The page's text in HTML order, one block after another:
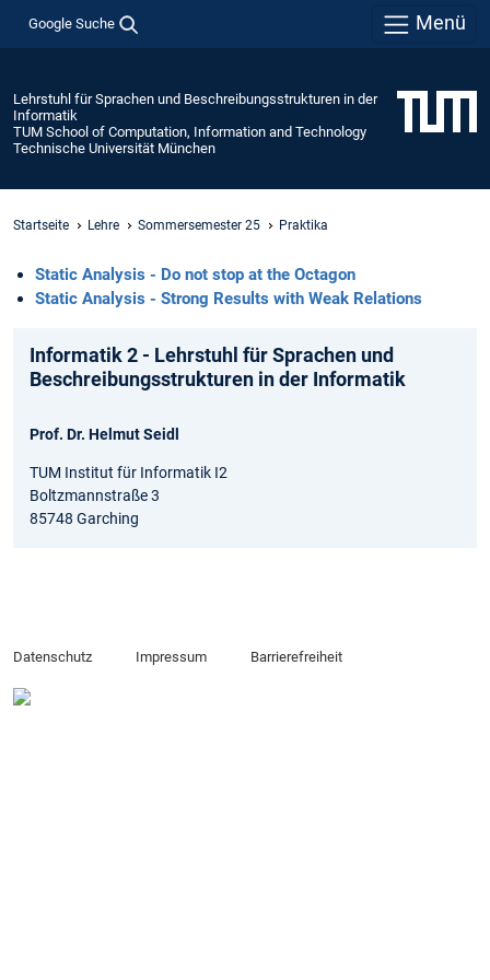
Google Suche Menü
Lehrstuhl für Sprachen und Beschreibungsstrukturen in der
Informatik
TUM School of Computation, Information and Technology
Technische Universität München
Startseite Lehre Sommersemester 25 Praktika
Static Analysis - Do not stop at the Octagon
Static Analysis - Strong Results with Weak Relations
Informatik 2 - Lehrstuhl für Sprachen und
Beschreibungsstrukturen in der Informatik
Prof. Dr. Helmut Seidl
TUM Institut für Informatik I2
Boltzmannstraße 3
85748 Garching
Datenschutz Impressum Barrierefreiheit